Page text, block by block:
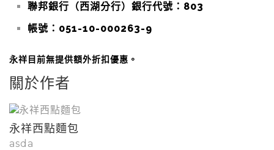
聯邦銀行（西湖分行）銀行代號：803
帳號：051-10-000263-9
永祥目前無提供額外折扣優惠。
關於作者
永祥西點麵包
asda